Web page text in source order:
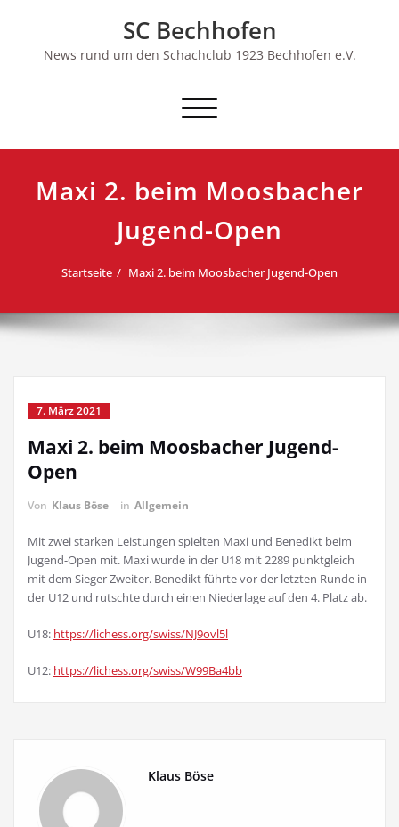
SC Bechhofen
News rund um den Schachclub 1923 Bechhofen e.V.
Schalte
Maxi 2. beim Moosbacher
Jugend-Open
Startseite Maxi 2. beim Moosbacher Jugend-Open
7. März 2021
Maxi 2. beim Moosbacher Jugend-
Open
Von Klaus Böse in Allgemein
Mit zwei starken Leistungen spielten Maxi und Benedikt beim
Jugend-Open mit. Maxi wurde in der U18 mit 2289 punktgleich
mit dem Sieger Zweiter. Benedikt führte vor der letzten Runde in
der U12 und rutschte durch einen Niederlage auf den 4. Platz ab.
U18: https://lichess.org/swiss/NJ9ovl5l
U12: https://lichess.org/swiss/W99Ba4bb
Klaus Böse